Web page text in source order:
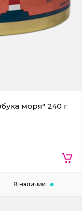
моря" 240 г
В наличии